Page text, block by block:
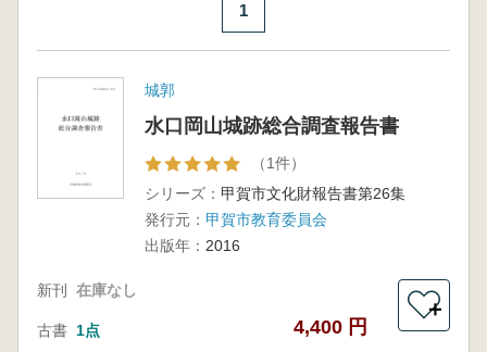
1
城郭
水口岡山城跡総合調査報告書
（1件）
シリーズ： 甲賀市文化財報告書第26集
発行元： 甲賀市教育委員会
出版年： 2016
新刊 在庫なし
古書 1点 4,400 円
＋